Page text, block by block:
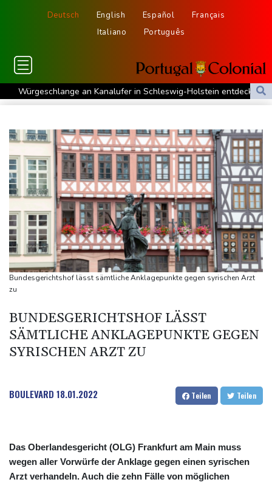
Deutsch English Español
Français
Italiano
Português
Würgeschlange an Kanalufer in Schleswig-Holstein entdeckt
Unter Traktor eingeklemmt: Zwölfjähriger stirbt in Nordrhein-
Sri Lanka setzt nach Unruhen in Gefängnis Soldaten ein
Zuwächse in der Autobranche: Industrieproduktion legt im Juni
leicht zu
76-jähriger Landwirt in Nordrhein-Westfalen von Traktor
überrollt und getötet
Nach Tod von 37-Jähriger in Hessen: Tatverdächtiger wieder auf
freiem Fuß
Deutschlands Exporte im Juni leicht gestiegen
Ungenügender Schutz von Kindern: Meta muss in den USA 567
Argentinien: Polizei geht mit Tränengas und Gummigeschossen
gegen Proteste vor
WNBA: Toronto bleibt trotz starker Sabally in der Krise
Bundesgerichtshof lässt sämtliche Anklagepunkte gegen syrischen Arzt
zu
BUNDESGERICHTSHOF LÄSST
SÄMTLICHE ANKLAGEPUNKTE GEGEN
SYRISCHEN ARZT ZU
BOULEVARD 18.01.2022 Teilen Teilen
Das Oberlandesgericht (OLG) Frankfurt am Main muss
wegen aller Vorwürfe der Anklage gegen einen syrischen
Arzt verhandeln. Auch die zehn Fälle von möglichen